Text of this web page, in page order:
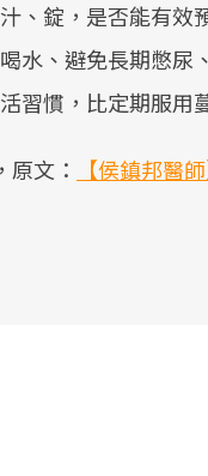
、錠，是否能有效
水、避免長期憋尿
慣，比定期服用
文：
【侯鎮邦醫